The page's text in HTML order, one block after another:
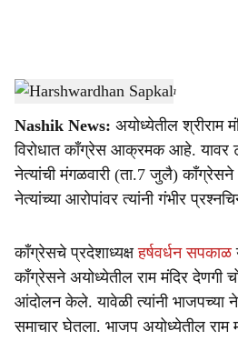
a
r
Harshwardhan Sapkal-Sarkarnama
Nashik News: अयोध्येतील श्रीराम
विरोधात काँग्रेस आक्रमक आहे. यावर
नेत्यांची मंगळवारी (ता.7 जुलै) काँग्रेसने
नेत्यांच्या आरोपांवर त्यांनी गंभीर
काँग्रेसचे प्रदेशाध्यक्षहर्षवर्धन सपकाळ
काँग्रेसने अयोध्येतील राम मंदिर देणगी
आंदोलन केले. यावेळी त्यांनी भाजपच्या
समाचार घेतला. भाजप अयोध्येतील राम